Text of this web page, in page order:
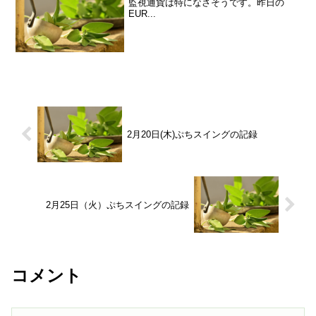
監視通貨は特になさそうです。昨日の
EUR...
2月20日(木)ぷちスイングの記録
2月25日（火）ぷちスイングの記録
コメント